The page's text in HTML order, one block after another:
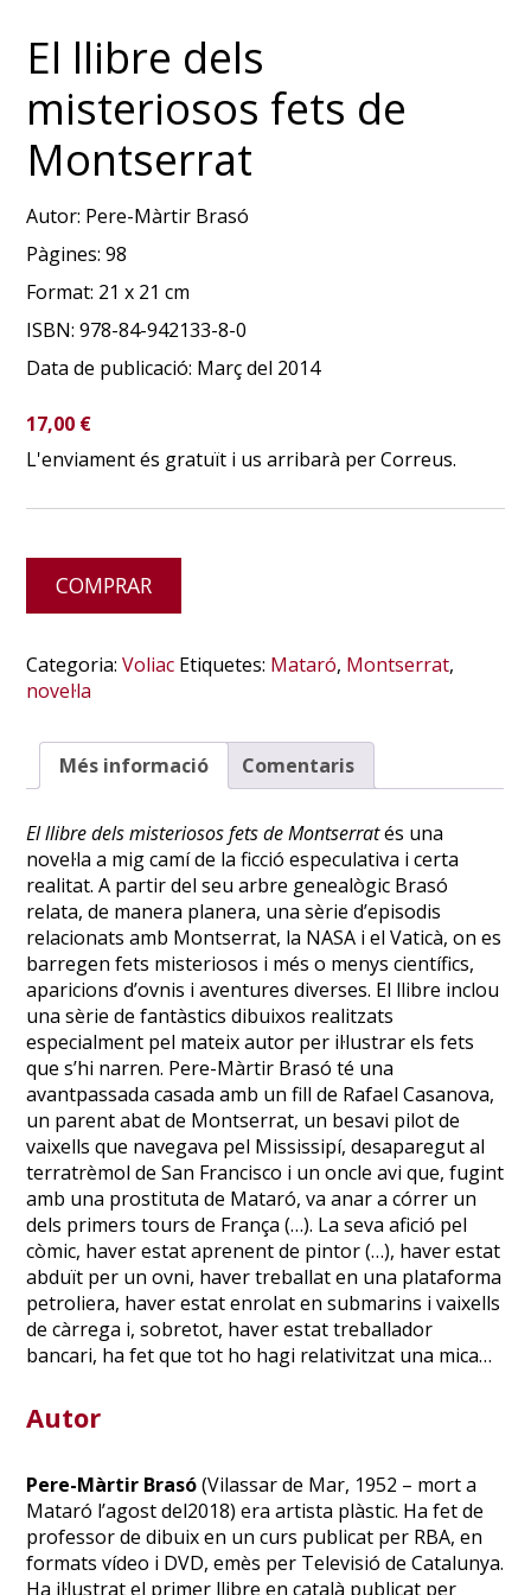
El llibre dels
misteriosos fets de
Montserrat
Autor: Pere-Màrtir Brasó
Pàgines:98
Format: 21 x 21 cm
ISBN:978-84-942133-8-0
Data de publicació: Març del 2014
17,00 €
L'enviament és gratuït i us arribarà per Correus.
COMPRAR
Categoria:Voliac Etiquetes: Mataró, Montserrat,
novel·la
Més informació Comentaris
El llibre dels misteriosos fets de Montserratés una
novel·la a mig camí de la ficció especulativa i certa
realitat. A partir del seu arbre genealògic Brasó
relata, de manera planera, una sèrie d’episodis
relacionats amb Montserrat, la NASA i el Vaticà, on es
barregen fets misteriosos i més o menys científics,
aparicions d’ovnis i aventures diverses. El llibre inclou
una sèrie de fantàstics dibuixos realitzats
especialment pel mateix autor per il·lustrar els fets
que s’hi narren. Pere-Màrtir Brasó té una
avantpassada casada amb un fill de Rafael Casanova,
un parent abat de Montserrat, un besavi pilot de
vaixells que navegava pel Mississipí, desaparegut al
terratrèmol de San Francisco i un oncle avi que, fugint
amb una prostituta de Mataró, va anar a córrer un
dels primers tours de França (…). La seva afició pel
còmic, haver estat aprenent de pintor (…), haver estat
abduït per un ovni, haver treballat en una plataforma
petroliera, haver estat enrolat en submarins i vaixells
de càrrega i, sobretot, haver estat treballador
bancari, ha fet que tot ho hagi relativitzat una mica…
Autor
Pere-Màrtir Brasó(Vilassar de Mar, 1952 – mort a
Mataró l’agost del2018) era artista plàstic. Ha fet de
professor de dibuix en un curs publicat per RBA, en
formats vídeo i DVD, emès per Televisió de Catalunya.
Ha il·lustrat el primer llibre en català publicat per